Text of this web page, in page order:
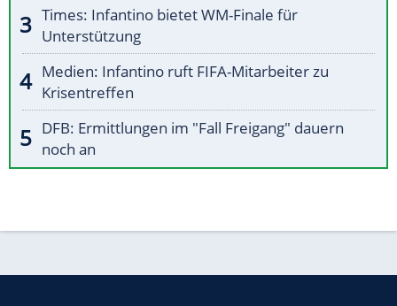
Times: Infantino bietet WM-Finale für
Unterstützung
Medien: Infantino ruft FIFA-Mitarbeiter zu
Krisentreffen
DFB: Ermittlungen im "Fall Freigang" dauern
noch an